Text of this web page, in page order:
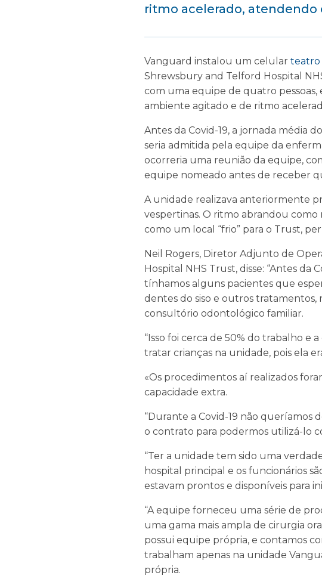
ritmo acelerado, atendendo
Vanguard instalou um celular teatro
Shrewsbury and Telford Hospital
com uma equipe de quatro
ambiente agitado e de ritmo
Antes da Covid-19, a jornada média
seria admitida pela equipe da
ocorreria uma reunião da equipe,
equipe nomeado antes de receber
A unidade realizava anteriormente
vespertinas. O ritmo abrandou como
como um local “frio” para o Trust,
Neil Rogers, Diretor Adjunto de
Hospital NHS Trust, disse: “Antes da
tínhamos alguns pacientes que
dentes do siso e outros
consultório odontológico familiar.
“Isso foi cerca de 50% do trabalho
tratar crianças na unidade, pois ela
«Os procedimentos aí realizados
capacidade extra.
“Durante a Covid-19 não queríamos
o contrato para podermos utilizá-lo
“Ter a unidade tem sido uma
hospital principal e os funcionários
estavam prontos e disponíveis para
“A equipe forneceu uma série de
uma gama mais ampla de cirurgia
possui equipe própria, e contamos
trabalham apenas na unidade
própria.